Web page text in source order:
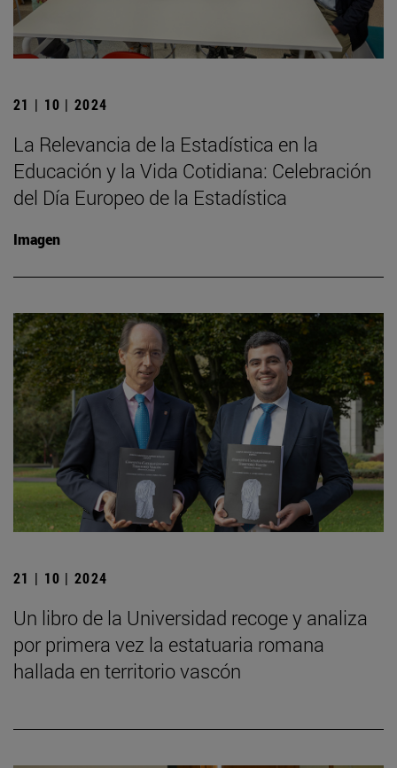
21 | 10 | 2024
La Relevancia de la Estadística en la
Educación y la Vida Cotidiana: Celebración
del Día Europeo de la Estadística
Imagen
21 | 10 | 2024
Un libro de la Universidad recoge y analiza
por primera vez la estatuaria romana
hallada en territorio vascón